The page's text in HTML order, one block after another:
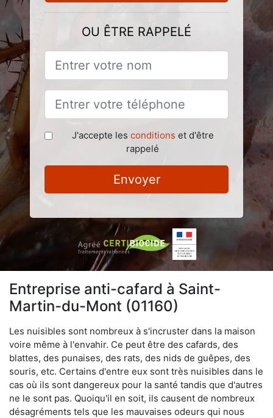
OU ÊTRE RAPPELÉ
J'accepte les conditions et d'être
rappelé
Envoyer
Entreprise anti-cafard à Saint-
Martin-du-Mont (01160)
Les nuisibles sont nombreux à s'incruster dans la maison
voire même à l'envahir. Ce peut être des cafards, des
blattes, des punaises, des rats, des nids de guêpes, des
souris, etc. Certains d'entre eux sont très nuisibles dans le
cas où ils sont dangereux pour la santé tandis que d'autres
ne le sont pas. Quoiqu'il en soit, ils causent de nombreux
désagréments tels que les mauvaises odeurs qui nous